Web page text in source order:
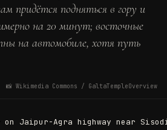
придётся подняться в гору и
на 20 минут; восточные
на автомобиле, хотя путь
📸 Wikimedia Commons / GaltaTempleOverview
Jaipur-Agra highway near